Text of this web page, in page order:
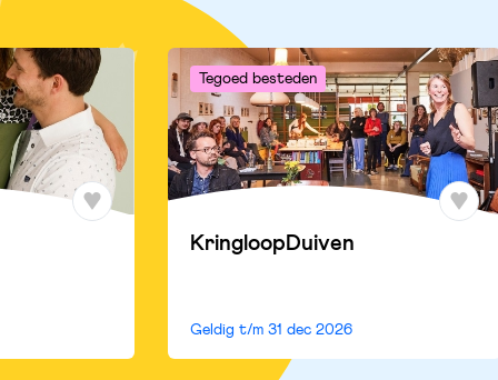
Tegoed besteden
KringloopDuiven
Geldig t/m 31 dec 2026